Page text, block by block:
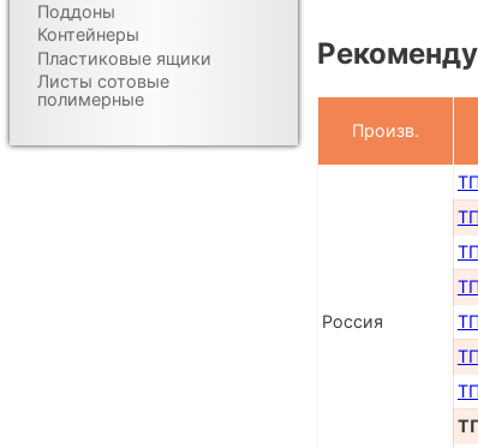
Произв.
Россия
Поддоны
Контейнеры
Пластиковые ящики
Листы сотовые
полимерные